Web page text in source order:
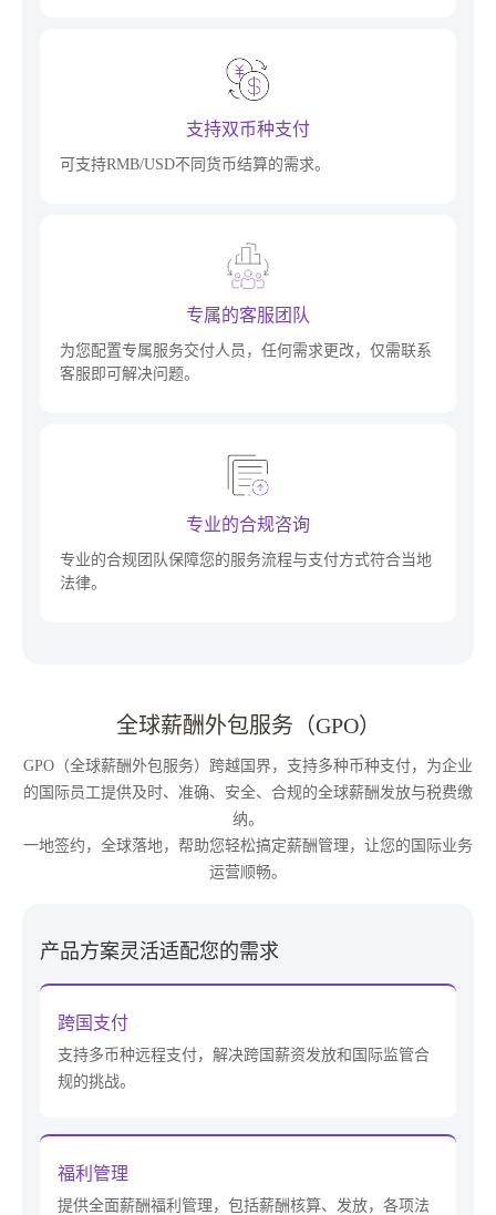
支持双币种支付
可支持RMB/USD不同货币结算的需求。
专属的客服团队
为您配置专属服务交付人员，任何需求更改，仅需联系
客服即可解决问题。
专业的合规咨询
专业的合规团队保障您的服务流程与支付方式符合当地
法律。
全球薪酬外包服务（GPO）
GPO（全球薪酬外包服务）跨越国界，支持多种币种支付，为企业
的国际员工提供及时、准确、安全、合规的全球薪酬发放与税费缴
纳。
一地签约，全球落地，帮助您轻松搞定薪酬管理，让您的国际业务
运营顺畅。
产品方案灵活适配您的需求
跨国支付
支持多币种远程支付，解决跨国薪资发放和国际监管合
规的挑战。
福利管理
提供全面薪酬福利管理，包括薪酬核算、发放，各项法